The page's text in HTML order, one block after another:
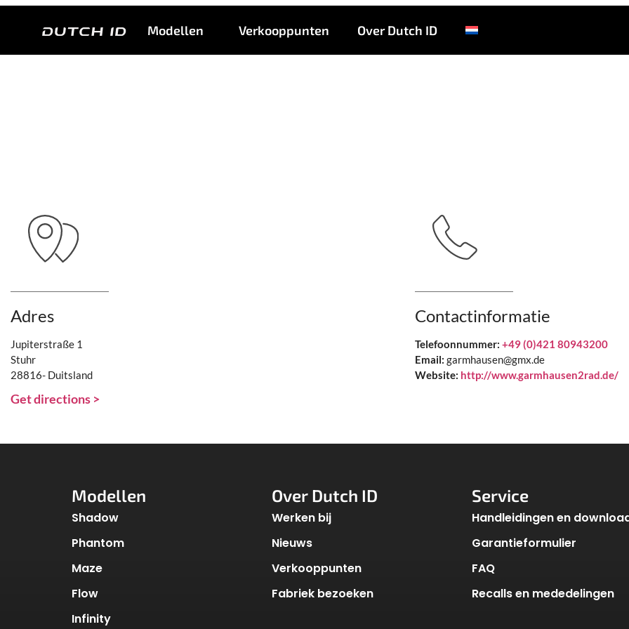
Modellen Verkooppunten Over Dutch ID
Profile Zweirad-Lounge
Adres
Jupiterstraße 1
Stuhr
28816- Duitsland
Get directions >
Contactinformatie
Telefoonnummer: +49 (0)421 80943200
Email: garmhausen@gmx.de
Website: http://www.garmhausen2rad.de/
Modellen
Shadow
Phantom
Maze
Flow
Infinity
Over Dutch ID
Werken bij
Nieuws
Verkooppunten
Fabriek bezoeken
Service
Handleidingen en
Garantieformulier
FAQ
Recalls en mededelingen